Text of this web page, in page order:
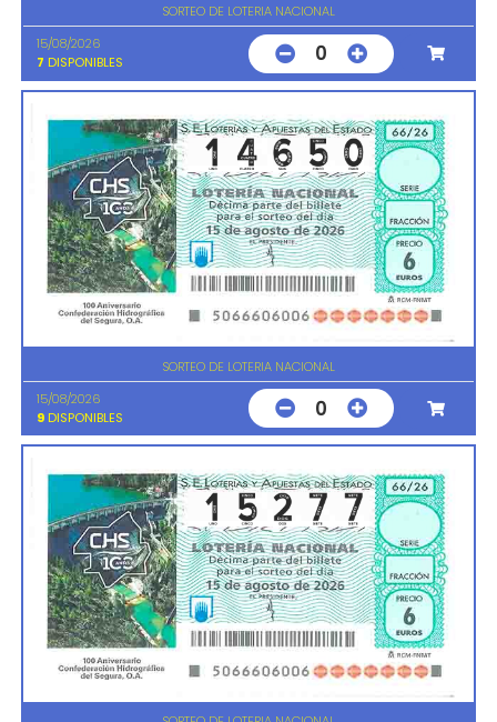
SORTEO DE LOTERIA NACIONAL
15/08/2026
7 DISPONIBLES 0
SORTEO DE LOTERIA NACIONAL
15/08/2026
9 DISPONIBLES 0